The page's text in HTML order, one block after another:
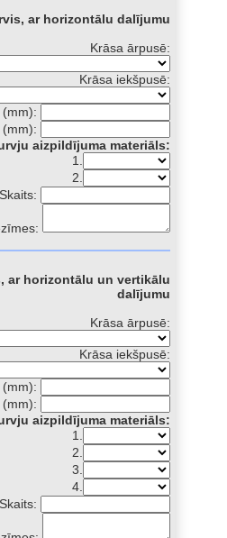
ar horizontālu dalījumu
Krāsa ārpusē:
Krāsa iekšpusē:
(mm):
aizpildījuma materiāls:
1.
2.
Skaits:
ar horizontālu un vertikālu
dalījumu
Krāsa ārpusē:
Krāsa iekšpusē:
(mm):
aizpildījuma materiāls:
1.
2.
3.
4.
Skaits: